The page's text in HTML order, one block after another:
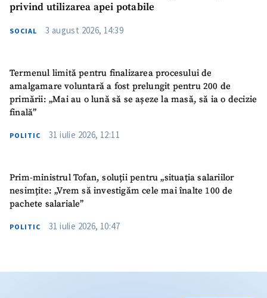
privind utilizarea apei potabile
SOCIAL 3 august 2026, 14:39
Termenul limită pentru finalizarea procesului de
amalgamare voluntară a fost prelungit pentru 200 de
primării: „Mai au o lună să se așeze la masă, să ia o decizie
finală”
POLITIC 31 iulie 2026, 12:11
Prim-ministrul Tofan, soluții pentru „situația salariilor
nesimțite: „Vrem să investigăm cele mai înalte 100 de
pachete salariale”
POLITIC 31 iulie 2026, 10:47